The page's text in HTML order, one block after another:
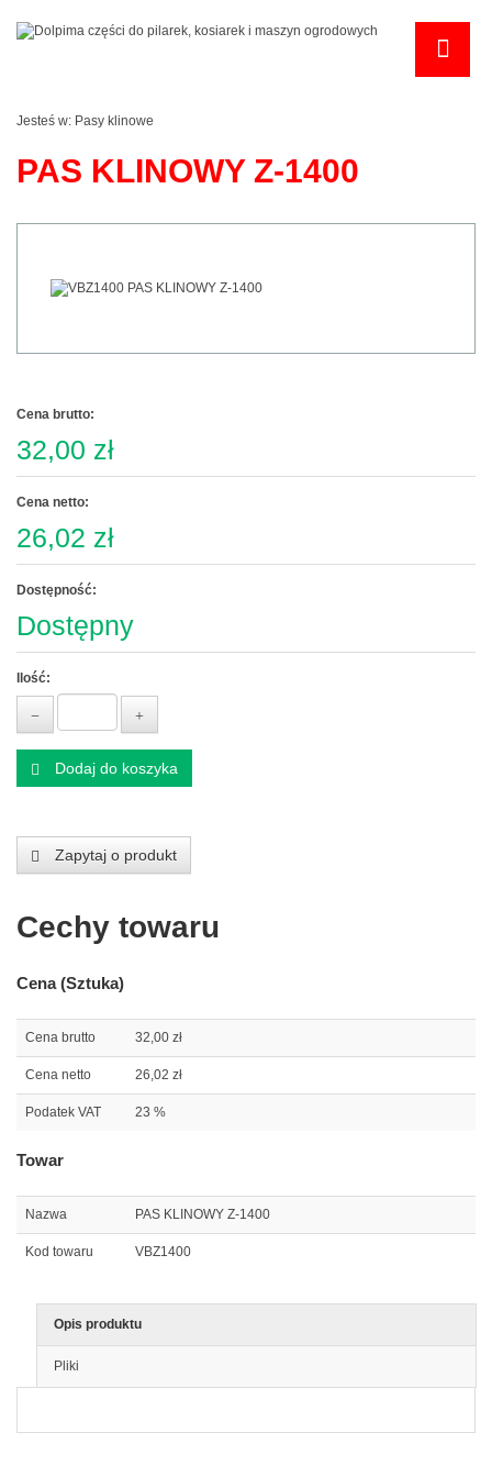
Jesteś w: Pasy klinowe
PAS KLINOWY Z-1400
Cena brutto:
32,00 zł
Cena netto:
26,02 zł
Dostępność:
Dostępny
Ilość:
Dodaj do koszyka
Zapytaj o produkt
Cechy towaru
Cena (Sztuka)
Cena brutto 32,00 zł
Cena netto 26,02 zł
Podatek VAT 23 %
Towar
Nazwa PAS KLINOWY Z-1400
Kod towaru VBZ1400
Opis produktu
Pliki